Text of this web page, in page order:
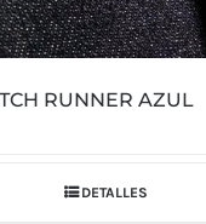
RUNNER AZUL
DETALLES